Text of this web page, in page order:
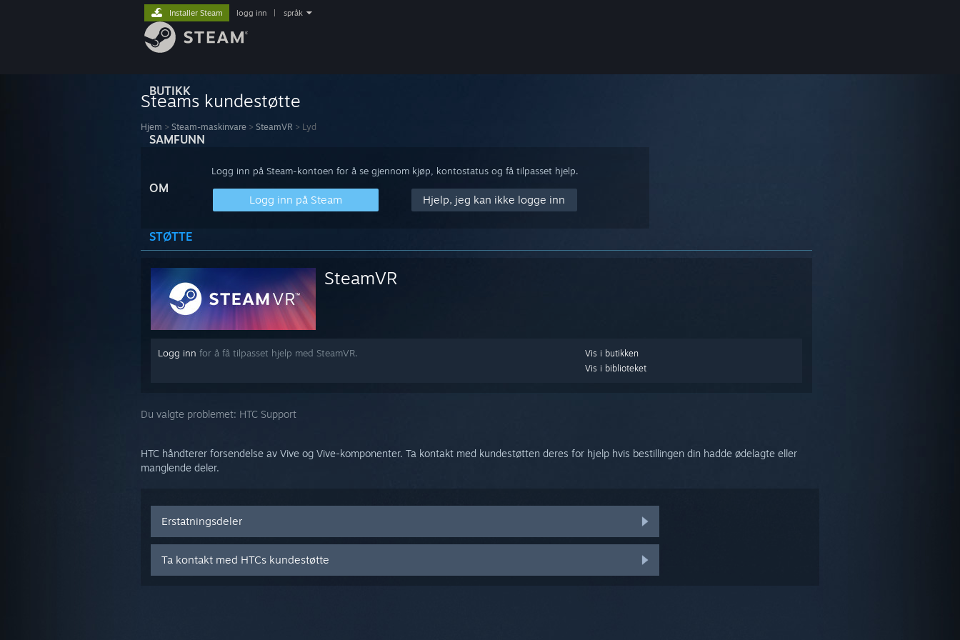
BUTIKK
SAMFUNN
OM
STØTTE
Installer Steam logg inn språk
Steams kundestøtte
Hjem > Steam-maskinvare > SteamVR > Lyd
Logg inn på Steam-kontoen for å se gjennom kjøp, kontostatus og få tilpasset hjelp.
Logg inn på Steam Hjelp, jeg kan ikke logge inn
SteamVR
Vis i butikken
Vis i biblioteket
Logg inn for å få tilpasset hjelp med SteamVR.
Du valgte problemet: HTC Support
HTC håndterer forsendelse av Vive og Vive-komponenter. Ta kontakt med kundestøtten deres for hjelp hvis bestillingen din hadde ødelagte eller
manglende deler.
Erstatningsdeler
Ta kontakt med HTCs kundestøtte